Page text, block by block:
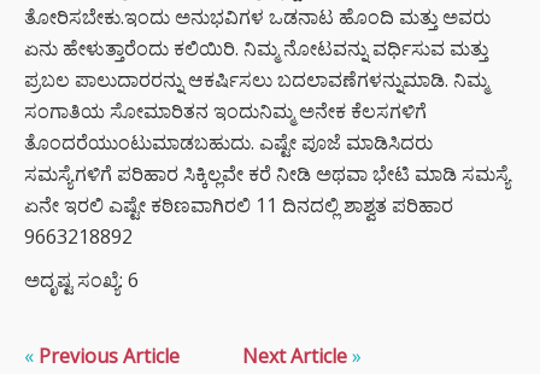
ತೋರಿಸಬೇಕು.ಇಂದು ಅನುಭವಿಗಳ ಒಡನಾಟ ಹೊಂದಿ ಮತ್ತು ಅವರು
ಏನು ಹೇಳುತ್ತಾರೆಂದು ಕಲಿಯಿರಿ. ನಿಮ್ಮ ನೋಟವನ್ನು ವರ್ಧಿಸುವ ಮತ್ತು
ಪ್ರಬಲ ಪಾಲುದಾರರನ್ನು ಆಕರ್ಷಿಸಲು ಬದಲಾವಣೆಗಳನ್ನುಮಾಡಿ. ನಿಮ್ಮ
ಸಂಗಾತಿಯ ಸೋಮಾರಿತನ ಇಂದುನಿಮ್ಮ ಅನೇಕ ಕೆಲಸಗಳಿಗೆ
ತೊಂದರೆಯುಂಟುಮಾಡಬಹುದು. ಎಷ್ಟೇ ಪೂಜೆ ಮಾಡಿಸಿದರು
ಸಮಸ್ಯೆಗಳಿಗೆ ಪರಿಹಾರ ಸಿಕ್ಕಿಲ್ಲವೇ ಕರೆ ನೀಡಿ ಅಥವಾ ಭೇಟಿ ಮಾಡಿ ಸಮಸ್ಯೆ
ಏನೇ ಇರಲಿ ಎಷ್ಟೇ ಕಠಿಣವಾಗಿರಲಿ 11 ದಿನದಲ್ಲಿ ಶಾಶ್ವತ ಪರಿಹಾರ
9663218892
ಅದೃಷ್ಟ ಸಂಖ್ಯೆ: 6
« Previous Article Next Article»